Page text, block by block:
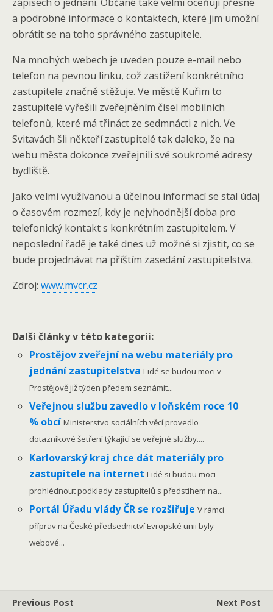
a podrobné informace o kontaktech, které jim umožní
obrátit se na toho správného zastupitele.
Na mnohých webech je uveden pouze e-mail nebo
telefon na pevnou linku, což zastižení konkrétního
zastupitele značně stěžuje. Ve městě Kuřim to
zastupitelé vyřešili zveřejněním čísel mobilních
telefonů, které má třináct ze sedmnácti z nich. Ve
Svitavách šli někteří zastupitelé tak daleko, že na
webu města dokonce zveřejnili své soukromé adresy
bydliště.
Jako velmi využívanou a účelnou informací se stal údaj
o časovém rozmezí, kdy je nejvhodnější doba pro
telefonický kontakt s konkrétním zastupitelem. V
neposlední řadě je také dnes už možné si zjistit, co se
bude projednávat na příštím zasedání zastupitelstva.
Zdroj: www.mvcr.cz
Další články v této kategorii:
Prostějov zveřejní na webu materiály pro
jednání zastupitelstvaLidé se budou moci v
Prostějově již týden předem seznámit...
Veřejnou službu zavedlo v loňském roce 10
% obcíMinisterstvo sociálních věcí provedlo
dotazníkové šetření týkající se veřejné služby....
Karlovarský kraj chce dát materiály pro
zastupitele na internetLidé si budou moci
prohlédnout podklady zastupitelů s předstihem na...
Portál Úřadu vlády ČR se rozšiřujeV rámci
příprav na České předsednictví Evropské unii byly
webové...
Previous Post
Next Post